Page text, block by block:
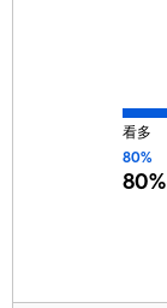
看多
80%
80%